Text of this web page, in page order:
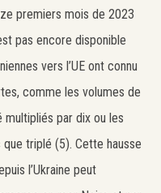
premiers mois de 2023
pas encore disponible
vers l’UE ont connu
comme les volumes de
par dix ou les
triplé (5). Cette hausse
l’Ukraine peut